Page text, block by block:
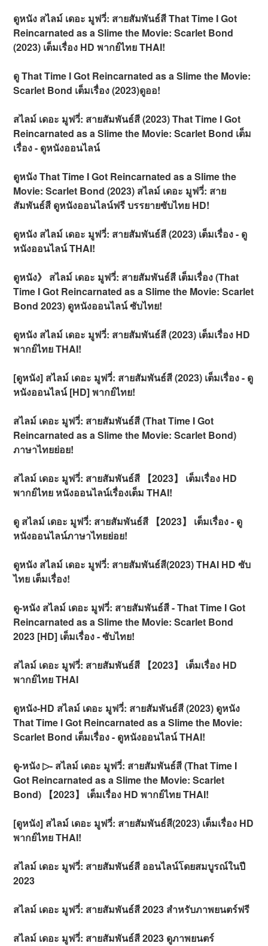
ดูหนัง สไลม์ เดอะ มูฟวี่: สายสัมพันธ์สี That Time I Got
Reincarnated as a Slime the Movie: Scarlet Bond
(2023) เต็มเรื่อง HD พากย์ไทย THAI!
ดู That Time I Got Reincarnated as a Slime the Movie:
Scarlet Bond เต็มเรื่อง (2023)ดูออ!
สไลม์ เดอะ มูฟวี่: สายสัมพันธ์สี (2023) That Time I Got
Reincarnated as a Slime the Movie: Scarlet Bond เต็ม
เรื่อง - ดูหนังออนไลน์
ดูหนัง That Time I Got Reincarnated as a Slime the
Movie: Scarlet Bond (2023) สไลม์ เดอะ มูฟวี่: สาย
สัมพันธ์สี ดูหนังออนไลน์ฟรี บรรยายซับไทย HD!
ดูหนัง สไลม์ เดอะ มูฟวี่: สายสัมพันธ์สี (2023) เต็มเรื่อง - ดู
หนังออนไลน์ THAI!
ดูหนัง》 สไลม์ เดอะ มูฟวี่: สายสัมพันธ์สี เต็มเรื่อง (That
Time I Got Reincarnated as a Slime the Movie: Scarlet
Bond 2023) ดูหนังออนไลน์ ซับไทย!
ดูหนัง สไลม์ เดอะ มูฟวี่: สายสัมพันธ์สี (2023) เต็มเรื่อง HD
พากย์ไทย THAI!
[ดูหนัง] สไลม์ เดอะ มูฟวี่: สายสัมพันธ์สี (2023) เต็มเรื่อง - ดู
หนังออนไลน์ [HD] พากย์ไทย!
สไลม์ เดอะ มูฟวี่: สายสัมพันธ์สี (That Time I Got
Reincarnated as a Slime the Movie: Scarlet Bond)
ภาษาไทยย่อย!
สไลม์ เดอะ มูฟวี่: สายสัมพันธ์สี 【2023】 เต็มเรื่อง HD
พากย์ไทย หนังออนไลน์เรื่องเต็ม THAI!
ดู สไลม์ เดอะ มูฟวี่: สายสัมพันธ์สี 【2023】 เต็มเรื่อง - ดู
หนังออนไลน์ภาษาไทยย่อย!
ดูหนัง สไลม์ เดอะ มูฟวี่: สายสัมพันธ์สี(2023) THAI HD ซับ
ไทย เต็มเรื่อง!
ดู-หนัง สไลม์ เดอะ มูฟวี่: สายสัมพันธ์สี - That Time I Got
Reincarnated as a Slime the Movie: Scarlet Bond
2023 [HD] เต็มเรื่อง - ซับไทย!
สไลม์ เดอะ มูฟวี่: สายสัมพันธ์สี 【2023】 เต็มเรื่อง HD
พากย์ไทย THAI
ดูหนัง-HD สไลม์ เดอะ มูฟวี่: สายสัมพันธ์สี (2023) ดูหนัง
That Time I Got Reincarnated as a Slime the Movie:
Scarlet Bond เต็มเรื่อง - ดูหนังออนไลน์ THAI!
ดู-หนัง ▷- สไลม์ เดอะ มูฟวี่: สายสัมพันธ์สี (That Time I
Got Reincarnated as a Slime the Movie: Scarlet
Bond) 【2023】 เต็มเรื่อง HD พากย์ไทย THAI!
[ดูหนัง] สไลม์ เดอะ มูฟวี่: สายสัมพันธ์สี(2023) เต็มเรื่อง HD
พากย์ไทย THAI!
สไลม์ เดอะ มูฟวี่: สายสัมพันธ์สี ออนไลน์โดยสมบูรณ์ในปี
2023
สไลม์ เดอะ มูฟวี่: สายสัมพันธ์สี 2023 สำหรับภาพยนตร์ฟรี
สไลม์ เดอะ มูฟวี่: สายสัมพันธ์สี 2023 ดูภาพยนตร์